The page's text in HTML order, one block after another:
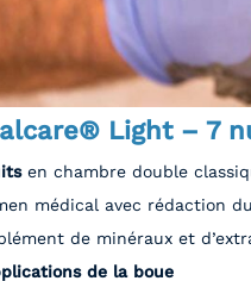
Light – 7
en chambre double
médical avec rédaction
de minéraux et
de la boue